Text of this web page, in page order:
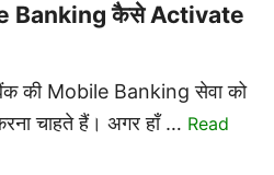
Banking कैसे Activate
की Mobile Banking सेवा को
चाहते हैं। अगर हाँ … Read